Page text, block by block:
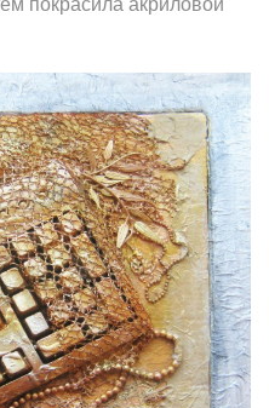
покрасила акриловой